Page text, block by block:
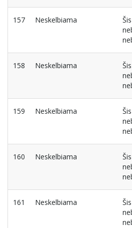
157 Neskelbiama
158 Neskelbiama
159 Neskelbiama
160 Neskelbiama
161 Neskelbiama